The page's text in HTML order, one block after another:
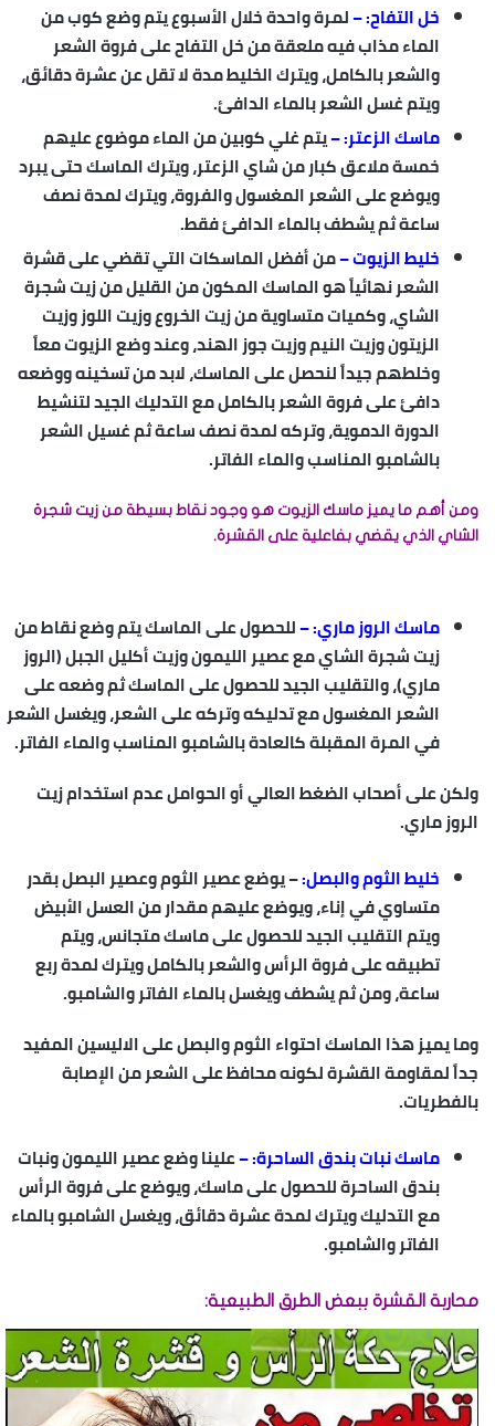
خل التفاح: –لمرة واحدة خلال الأسبوع يتم وضع كوب من
الماء مذاب فيه ملعقة من خل التفاح على فروة الشعر
والشعر بالكامل، ويترك الخليط مدة لا تقل عن عشرة دقائق،
ويتم غسل الشعر بالماء الدافئ.
ماسك الزعتر: –يتم غلي كوبين من الماء موضوع عليهم
خمسة ملاعق كبار من شاي الزعتر، ويترك الماسك حتى يبرد
ويوضع على الشعر المغسول والفروة، ويترك لمدة نصف
ساعة ثم يشطف بالماء الدافئ فقط.
خليط الزيوت –من أفضل الماسكات التي تقضي على قشرة
الشعر نهائياً هو الماسك المكون من القليل من زيت شجرة
الشاي، وكميات متساوية من زيت الخروع وزيت اللوز وزيت
الزيتون وزيت النيم وزيت جوز الهند، وعند وضع الزيوت معاً
وخلطهم جيداً لنحصل على الماسك، لابد من تسخينه ووضعه
دافئ على فروة الشعر بالكامل مع التدليك الجيد لتنشيط
الدورة الدموية، وتركه لمدة نصف ساعة ثم غسيل الشعر
بالشامبو المناسب والماء الفاتر.
ومن أهم ما يميز ماسك الزيوت هو وجود نقاط بسيطة من زيت شجرة
الشاي الذي يقضي بفاعلية على القشرة.
ماسك الروز ماري: –للحصول على الماسك يتم وضع نقاط من
زيت شجرة الشاي مع عصير الليمون وزيت أكليل الجبل (الروز
ماري)، والتقليب الجيد للحصول على الماسك ثم وضعه على
الشعر المغسول مع تدليكه وتركه على الشعر، ويغسل الشعر
في المرة المقبلة كالعادة بالشامبو المناسب والماء الفاتر.
ولكن على أصحاب الضغط العالي أو الحوامل عدم استخدام زيت
الروز ماري.
خليط الثوم والبصل:–يوضع عصير الثوم وعصير البصل بقدر
متساوي في إناء، ويوضع عليهم مقدار من العسل الأبيض
ويتم التقليب الجيد للحصول على ماسك متجانس، ويتم
تطبيقه على فروة الرأس والشعر بالكامل ويترك لمدة ربع
ساعة، ومن ثم يشطف ويغسل بالماء الفاتر والشامبو.
وما يميز هذا الماسك احتواء الثوم والبصل على الاليسين المفيد
جداً لمقاومة القشرة لكونه محافظ على الشعر من الإصابة
بالفطريات.
ماسك نبات بندق الساحرة:–علينا وضع عصير الليمون ونبات
بندق الساحرة للحصول على ماسك، ويوضع على فروة الرأس
مع التدليك ويترك لمدة عشرة دقائق، ويغسل الشامبو بالماء
الفاتر والشامبو.
محاربة القشرة ببعض الطرق الطبيعية: